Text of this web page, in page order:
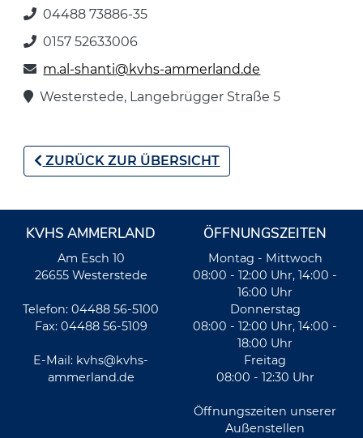
04488 73886-35
0157 52633006
m.al-shanti@kvhs-ammerland.de
Westerstede, Langebrügger Straße 5
ZURÜCK ZUR ÜBERSICHT
KVHS AMMERLAND
Am Esch 10
26655 Westerstede
Telefon: 04488 56-5100
Fax: 04488 56-5109
E-Mail: kvhs@kvhs-
ammerland.de
ÖFFNUNGSZEITEN
Montag - Mittwoch
08:00 - 12:00 Uhr, 14:00 -
16:00 Uhr
Donnerstag
08:00 - 12:00 Uhr, 14:00 -
18:00 Uhr
Freitag
08:00 - 12:30 Uhr
Öffnungszeiten unserer
Außenstellen